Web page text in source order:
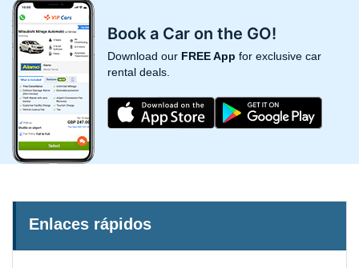
Book a Car on the GO!
Download our FREE App for exclusive car
rental deals.
Enlaces rápidos